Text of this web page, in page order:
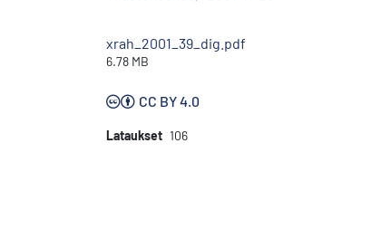
xrah_2001_39_dig.pdf
6.78 MB
CC BY 4.0
Lataukset 106